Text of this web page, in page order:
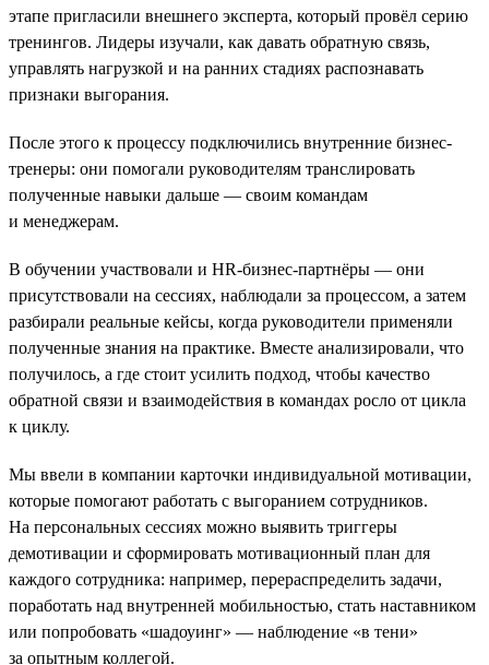
этапе пригласили внешнего эксперта, который провёл серию
тренингов. Лидеры изучали, как давать обратную связь,
управлять нагрузкой и на ранних стадиях распознавать
признаки выгорания.
После этого к процессу подключились внутренние бизнес-
тренеры: они помогали руководителям транслировать
полученные навыки дальше — своим командам
и менеджерам.
В обучении участвовали и HR-бизнес-партнёры — они
присутствовали на сессиях, наблюдали за процессом, а затем
разбирали реальные кейсы, когда руководители применяли
полученные знания на практике. Вместе анализировали, что
получилось, а где стоит усилить подход, чтобы качество
обратной связи и взаимодействия в командах росло от цикла
к циклу.
Мы ввели в компании карточки индивидуальной мотивации,
которые помогают работать с выгоранием сотрудников.
На персональных сессиях можно выявить триггеры
демотивации и сформировать мотивационный план для
каждого сотрудника: например, перераспределить задачи,
поработать над внутренней мобильностью, стать наставником
или попробовать «шадоуинг» — наблюдение «в тени»
за опытным коллегой.